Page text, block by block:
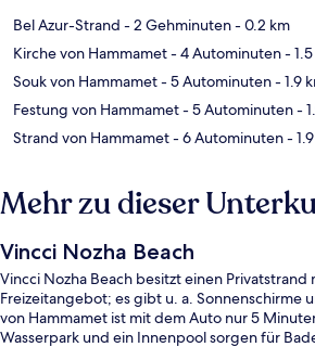
Bel Azur-Strand - 2 Gehminuten- 0.2 km
Kirche von Hammamet- 4 Autominuten-
Souk von Hammamet- 5 Autominuten- 1.9
Festung von Hammamet- 5 Autominuten-
Strand von Hammamet- 6 Autominuten-
Mehr zu dieser
Vincci Nozha Beach
Vincci Nozha Beach besitzt einen
Freizeitangebot; es gibt u. a. Sonnenschirme
von Hammamet ist mit dem Auto nur 5
Wasserpark und ein Innenpool sorgen für